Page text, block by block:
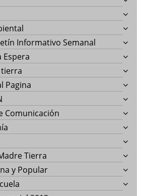
Informativo Semanal
Espera
tierra
Pagina
Comunicación
Tierra
y Popular